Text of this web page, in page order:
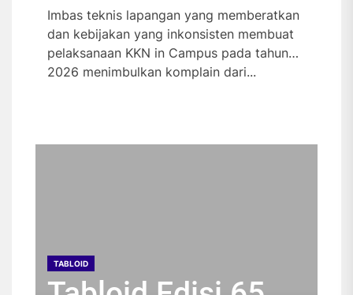
Imbas teknis lapangan yang memberatkan
dan kebijakan yang inkonsisten membuat
pelaksanaan KKN in Campus pada tahun
2026 menimbulkan komplain dari...
TABLOID
TABLOID
TABLOID
TABLOID